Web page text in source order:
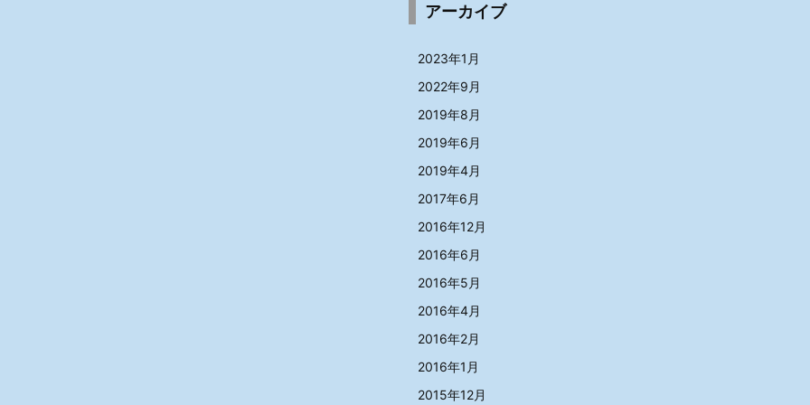
アーカイブ
2023年1月
2022年9月
2019年8月
2019年6月
2019年4月
2017年6月
2016年12月
2016年6月
2016年5月
2016年4月
2016年2月
2016年1月
2015年12月